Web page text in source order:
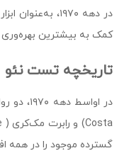
در دهه ۱۹۷۰،
کمک به بیشترین
تاریخچه تست نئو